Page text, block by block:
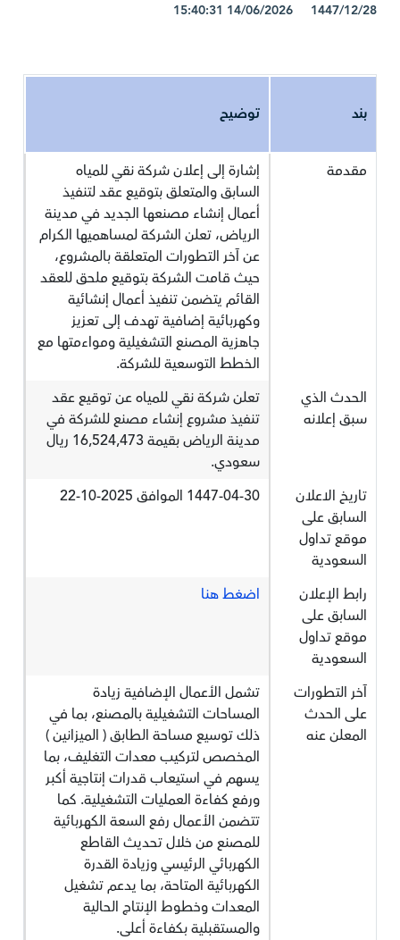
1447/12/28 14/06/2026 15:40:31
بند توضيح
مقدمة
إشارة إلى إعلان شركة نقي للمياه
السابق والمتعلق بتوقيع عقد لتنفيذ
أعمال إنشاء مصنعها الجديد في مدينة
الرياض، تعلن الشركة لمساهميها الكرام
عن آخر التطورات المتعلقة بالمشروع،
حيث قامت الشركة بتوقيع ملحق للعقد
القائم يتضمن تنفيذ أعمال إنشائية
وكهربائية إضافية تهدف إلى تعزيز
جاهزية المصنع التشغيلية ومواءمتها مع
الخطط التوسعية للشركة.
الحدث الذي
سبق إعلانه
تعلن شركة نقي للمياه عن توقيع عقد
تنفيذ مشروع إنشاء مصنع للشركة في
مدينة الرياض بقيمة 16,524,473 ريال
سعودي.
تاريخ الاعلان
السابق على
موقع تداول
السعودية
1447-04-30 الموافق 2025-10-22
رابط الإعلان
السابق على
موقع تداول
السعودية
اضغط هنا
آخر التطورات
على الحدث
المعلن عنه
تشمل الأعمال الإضافية زيادة
المساحات التشغيلية بالمصنع، بما في
ذلك توسيع مساحة الطابق ( الميزانين )
المخصص لتركيب معدات التغليف، بما
يسهم في استيعاب قدرات إنتاجية أكبر
ورفع كفاءة العمليات التشغيلية. كما
تتضمن الأعمال رفع السعة الكهربائية
للمصنع من خلال تحديث القاطع
الكهربائي الرئيسي وزيادة القدرة
الكهربائية المتاحة، بما يدعم تشغيل
المعدات وخطوط الإنتاج الحالية
والمستقبلية بكفاءة أعلى.